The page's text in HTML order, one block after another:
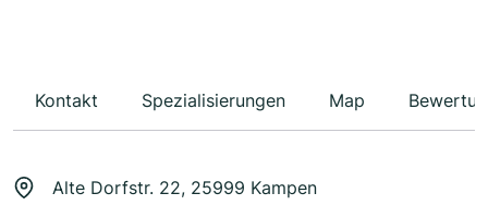
Kontakt Spezialisierungen Map
Alte Dorfstr. 22, 25999 Kampen